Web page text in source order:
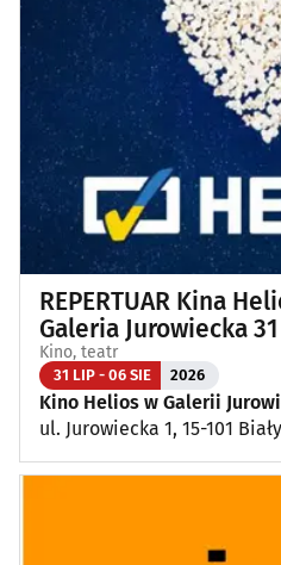
REPERTUAR Kina
Galeria Jurowiecka
Kino, teatr
31 LIP - 06 SIE 2026
Kino Helios w Galerii
ul. Jurowiecka 1, 15-101